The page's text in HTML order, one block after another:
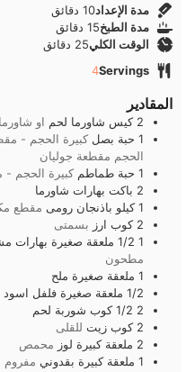
مدة الإعداد10دقائق
دقائق
مدة الطبخ15دقائق
دقائق
الوقت الكلي25 دقائق
دقائق
Servings
4
المقادير
2 كيس شاورما لحم او
1 حبة بصل
الحجم مقطعة جوليان
1 حبة طماطم كبيرة الحجم
2 باكت بهارات شاورما
1 كيلو باذنجان رومى مقطع
2 كوب ارز بسمتى
1 1/2
ملعقة صغيرة بهارات
مطحون
1 ملعقة صغيرة ملح
1/2 ملعقة صغيرة فلفل اسود
2 1/2
كوب شوربة لحم
2 كوب زيت للقلى
2 ملعقة كبيرة لوز محمص
1 ملعقة كبيرة بقدوني مفروم